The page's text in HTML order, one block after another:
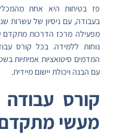
פז בטיחות היא אחת
בעבודה, עם ניסיון של
מפעילה מרכז הדרכות מתקדם
נוחות ללמידה. בכל קורס
המדמים סיטואציות אמיתיות
עם הבנה ויכולת יישום מיידית.
קורס
מעשי